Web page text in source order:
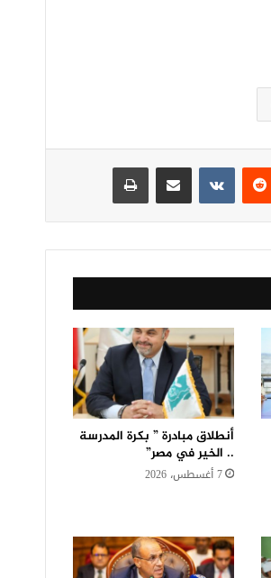
أنطلاق مبادرة ” بكرة المدرسة
.. الخير في مصر”
7 أغسطس، 2026